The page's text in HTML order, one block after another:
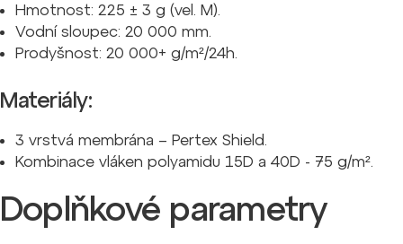
Hmotnost: 225 ± 3 g (vel. M).
Vodní sloupec: 20 000 mm.
Prodyšnost: 20 000+ g/m²/24h.
Materiály:
3 vrstvá membrána – Pertex Shield.
Kombinace vláken polyamidu 15D a 40D - 75 g/m².
Doplňkové parametry